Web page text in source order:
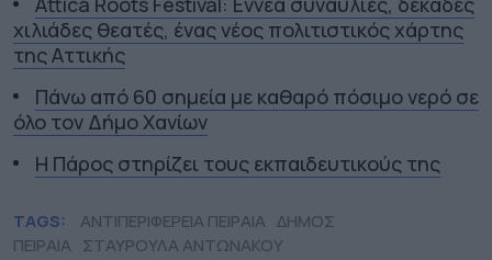
χιλιάδες θεατές, ένας νέος πολιτιστικός χάρτης
της Αττικής
Πάνω από 60 σημεία με καθαρό πόσιμο νερό σε
όλο τον Δήμο Χανίων
Η Πάρος στηρίζει τους εκπαιδευτικούς της
TAGS: ΑΝΤΙΠΕΡΙΦΕΡΕΙΑ ΠΕΙΡΑΙΑ ΔΗΜΟΣ
ΠΕΙΡΑΙΑ ΣΤΑΥΡΟΥΛΑ ΑΝΤΩΝΑΚΟΥ